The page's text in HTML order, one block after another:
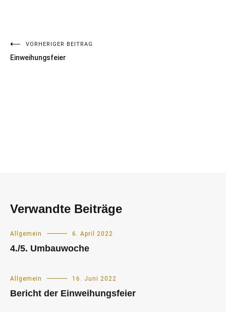
Beitragsnavigation
VORHERIGER BEITRAG
Einweihungsfeier
Verwandte Beiträge
Allgemein 6. April 2022
4./5. Umbauwoche
Allgemein 16. Juni 2022
Bericht der Einweihungsfeier